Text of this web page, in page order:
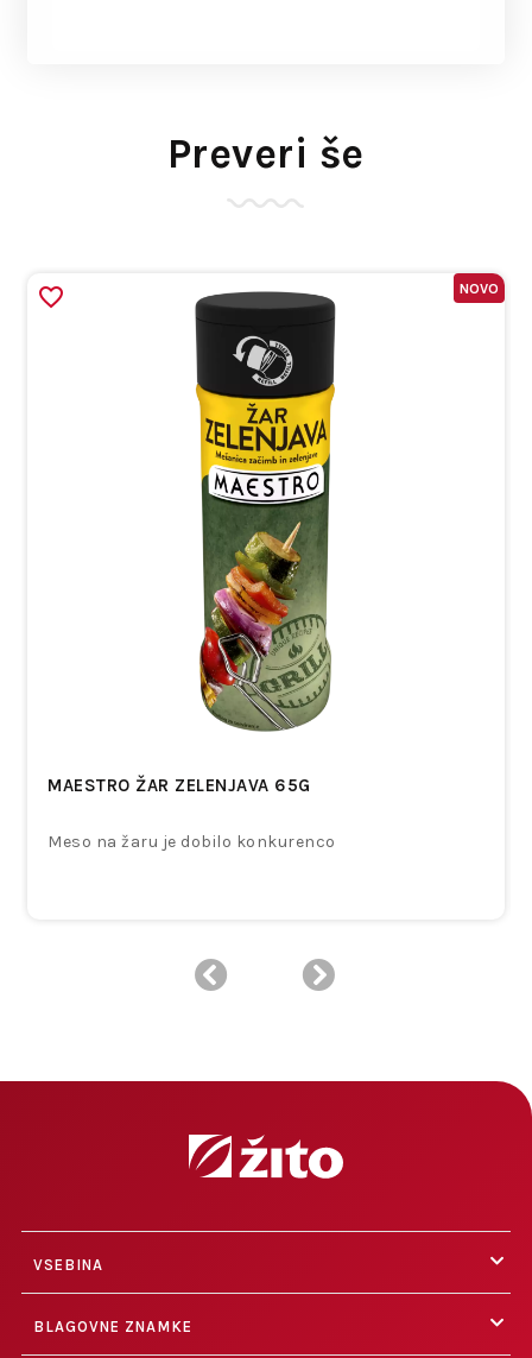
Preveri še
NOVO
MAESTRO ŽAR ZELENJAVA 65G
Meso na žaru je dobilo konkurenco
VSEBINA
BLAGOVNE ZNAMKE